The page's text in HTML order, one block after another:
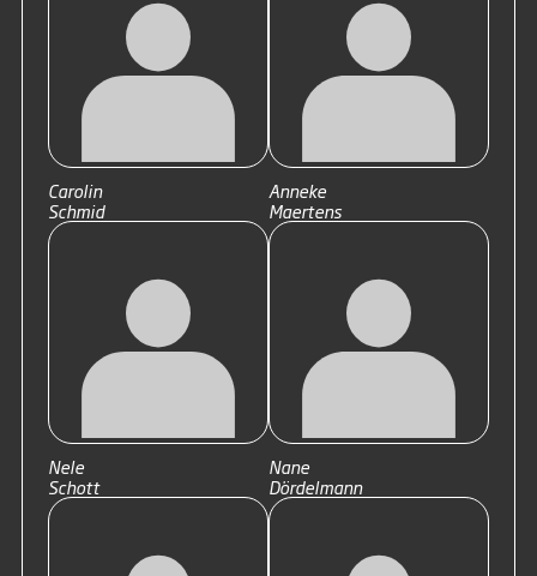
Carolin
Schmid
Anneke
Maertens
Nele
Schott
Nane
Dördelmann